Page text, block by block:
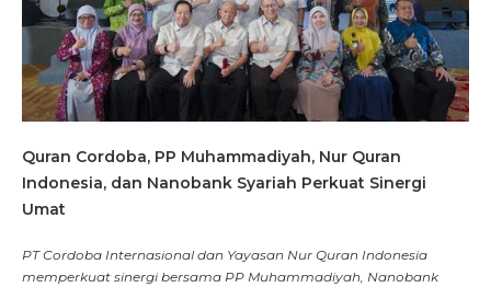
Quran Cordoba, PP Muhammadiyah, Nur Quran
Indonesia, dan Nanobank Syariah Perkuat Sinergi
Umat
PT Cordoba Internasional dan Yayasan Nur Quran Indonesia
memperkuat sinergi bersama PP Muhammadiyah, Nanobank